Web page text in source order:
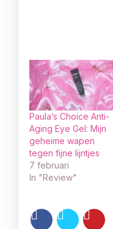
Paula’s Choice Anti-
Aging Eye Gel: Mijn
geheime wapen
tegen fijne lijntjes
7 februari
In "Review"